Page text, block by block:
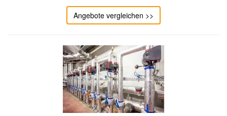
Angebote vergleichen >>